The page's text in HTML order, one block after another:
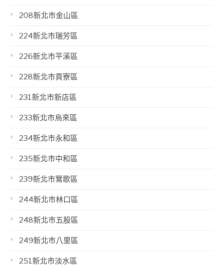
208新北市金山區
224新北市瑞芳區
226新北市平溪區
228新北市貢寮區
231新北市新店區
233新北市烏來區
234新北市永和區
235新北市中和區
239新北市鶯歌區
244新北市林口區
248新北市五股區
249新北市八里區
251新北市淡水區